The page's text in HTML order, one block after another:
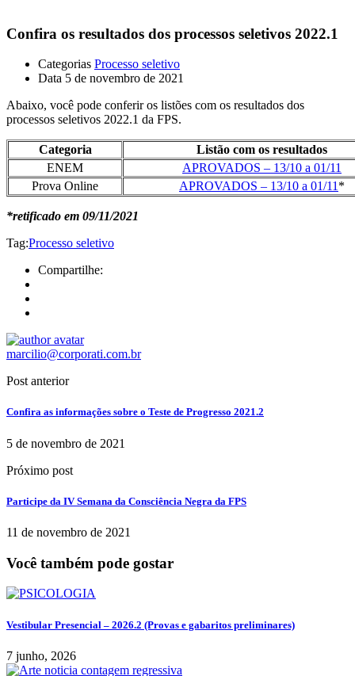
Confira os resultados dos processos seletivos 2022.1
Categorias Processo seletivo
Data 5 de novembro de 2021
Abaixo, você pode conferir os listões com os resultados dos
processos seletivos 2022.1 da FPS.
Categoria
Listão com os resultados
ENEM
APROVADOS – 13/10 a 01/11
Prova Online
APROVADOS – 13/10 a 01/11 *
*retificado em 09/11/2021
Tag:Processo seletivo
Compartilhe:
marcilio@corporati.com.br
Post anterior
Confira as informações sobre o Teste de Progresso 2021.2
5 de novembro de 2021
Próximo post
Participe da IV Semana da Consciência Negra da FPS
11 de novembro de 2021
Você também pode gostar
Vestibular Presencial – 2026.2 (Provas e gabaritos preliminares)
7 junho, 2026